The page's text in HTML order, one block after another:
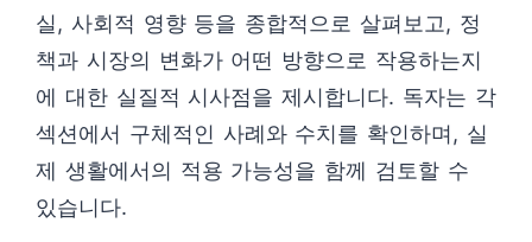
실, 사회적 영향 등을 종합적으로 살펴보고, 정
책과 시장의 변화가 어떤 방향으로 작용하는지
에 대한 실질적 시사점을 제시합니다. 독자는 각
섹션에서 구체적인 사례와 수치를 확인하며, 실
제 생활에서의 적용 가능성을 함께 검토할 수
있습니다.